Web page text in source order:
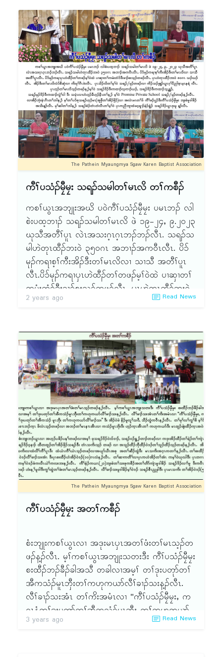
၁၉၇၂ နံၣ်န့ၣ် ဘၣ်တၢ်သုးထီၣ်အီၤဆူ လွံၢ်နံၣ်အတၢ်မၤ
လိလၢအမ့ၢ်ဝဲ L.Th န့ၣ်လီၤ. ဖဲ ၁၉၈၂ နံၣ်န့ၣ် ဘၣ်
တၢ်ဒုးအိၣ်ထီၣ် တနံၣ်တၢ်မၤလိလၢအမ့ၢ် ခရံ၁်ဖိတၢ်
ကူၣ်ဘၣ်ကူၣ်သ့ (Christian Education) တီၤဒီး ဖဲ
၁၉၉၇ နံၣ်န့ၣ် ဘၣ်တၢ်ဆိကတီၢ်ကွံ၁်အီၤန့ၣ် လီၤ. ဖဲ
၁၉၈၅ နံၣ်န့ၣ် Diploma in Theology ခံနံၣ် ဟါတၢ်
မၤလိ ဘၣ်တၢ်ဒုးအိၣ် ထီၣ်အီၤဒီး ဖဲ ၂ဝဝ၅ နံၣ်န့ၣ်
ဘၣ်တၢ်ဆီတလဲက့ၤအမံၤလၢ Bechelor of
Theological Studies န့ၣ်လီၤ. ဘၣ်ဆၣ်ဒီး ဖဲ ၂ဝ၁၅
နံၣ်န့ၣ် မ့ၢ်လၢၦၤမၤလိတၢ်ဖိ စှၤလီၤ အဃိဒီး ဘၣ်တၢ်
ဆိကတီၢ်ကွံ၁်အီၤန့ၣ်လီၤ.
ဖဲ ၁၉၉၈ နံၣ်န့ၣ် ကၠိအံၤအမံၤဘၣ်တၢ်ကိးက့ၤအီၤလၢ
ကိၣ်သၣ်ဖၠူၣ်ယွၤဂ့ၢ် ပီညါစ့ၤမ့ၤနရံ (Ko Tha Byu
Theological Seminary) ဒီးဖဲနံၣ်အံၤ ဘၣ်တၢ်ဒုးအိၣ်
ထီၣ် Bachelor of Theology ပအတီၤန့ၣ်လီၤ. ဖဲ
၂ဝဝ၁ နံၣ်န့ၣ် L.Th, B.Th တီၤ တဖၣ် ဘၣ်တၢ်တူၢ်
လိ၁်အီၤလၢ (ATESEA) န့ၣ်လီၤ. Master of
Divinity (M.Div) တီၤ ဘၣ်တၢ်စးထီၣ်အီၤဖဲ ၂ဝ၁၄
ဒီး ဘၣ်တၢ်တူၢ်လိ၁်အီၤလၢ (ATESEA) ဖဲ ၂ဝ၁၆
နံၣ်န့ၣ်လီၤ. ခဲအံၤ ပကၠိအိၣ်ဒီးတၢ်မၤလိ အတၢ်ရဲၣ်တၢ်
ကျဲၤ ထဲလွံၢ်နံၣ်လၢအမ့ၢ်ဝဲ L.Th, B.Min, B.Th,
M.Div တဖၣ်န့ၣ်လီၤ.
သရၣ်ဒိၣ်ဒီးကထၢၣ်ဖျါစိ
ကိၣ်သၣ်ဖၠူၣ် ယွၤဂ့ၢ်ပီညါစ့ၤမ့ၤနရံ
The Pathein Myaungmya Sgaw Karen Baptist Association
ကီၢ်ပသံၣ်မၠီမၠး သရၣ်သမါတၢ်မၤလိ တၢ်ကစီၣ်
ကစၢ်ယွၤအဘျုးအဃိ ပဝဲကီၢ်ပသံၣ်မၠီမၠး ပမၤဘၣ် လါ
စဲးပထ့ဘၢၣ် သရၣ်သမါတၢ်မၤလိ ဖဲ ၁၉-၂၄ႇ ၉.၂ဝ၂၃
ဃုသီအတီၢ်ပူၤ လဲၤအသးဂ့ၤဂ့ၤဘၣ်ဘၣ်လီၤ. သရၣ်သ
မါဟဲတုၤထီၣ်ဘးဝဲ ၃၅ဝဂၤ အဘၢၣ်အကဝီၤလီၤ. ပိ၁်
မုၣ်ကရၢစ့ၢ်ကီးအိၣ်ဒီးတၢ်မၤလိလၢ သၢသီ အတီၢ်ပူၤ
လီၤ.ပိ၁်မုၣ်ကရၢၦၤဟဲထီၣ်တၢ်တဖၣ်မ့ၢ်ဝဲထဲ ပၢဆှၢတၢ်
ကမံးတံ၁်ဒီးခၢၣ်စးသ့ၣ်တဖၣ်လီၤ. ၦၤဟဲတုၤထီၣ်ဘးဝဲ
၈ဝဂၤ ဃၣ်ဃၣ် လီၤ. အိၣ်ဒီးတၢ်မၤလိလံ၁်စီဆှံလၢ
လၢ ကိၣ်သၣ်ဖၠူၣ်ယွၤဂ့ၢ်ပီညါစ့ၤမ့ၤနရံ လီၤ.
ၦၤဟ့ၣ်တၢ်မၤလိသ့ၣ်တဖၣ်န့ၣ်မ့ၢ်ဝဲ သရၣ်ဒိၣ်ဒီးကထၢၣ်
လ့ကၢၣ်ယၣ်ႇ သရၣ်ဒိၣ်ဒီးကထၢၣ်သ့ရွှ့ၣ်ႇ
သရၣ်မုၣ်ဒိၣ်ဒီးကထၢၣ်လွဲၢ်ဝါ ဒီး သမှံၤလၢဟဲဟ့ၣ်ခီဟ့ၣ်
နီၤတၢ်န့ၣ် မ့ၢ်ဝဲ Promise Private School သရၣ်/
မုၣ်တဖၣ်န့ၣ်လီၤ. လၢအိၣ်ဘှံးနံၤဂီၤတၢ်ဘါန့ၣ် မ့ၢ်တၢ်
ပ၁်စုသရၣ်ဟ့ၣ်မၤ(အူခၠီတၢ်အိၣ်ဖှိၣ်)လၢ အလဲၤမၤတၢ်
ဒ် ကီၢ်ဖၣ်ပူၣ်ဒီးကီၢ်ပသံၣ်မၠီမၠး ဘျးစဲမူဒါခိၣ် အသိးန့ၣ်
လီၤ. မုၢ်ဆါတၢ်ဘါန့ၣ် သရၣ်စံၣ်တဲၤတဲလီၤတၢ်မ့ၢ်ဝဲ ၦၤ
ကညီဘျၢထံခဝ့ၡၢၣ်နဲၣ်ရွဲၣ် သရၣ်ဒိၣ်ယွၤဒုးမူ န့ၣ်လီၤ.
2 years ago Read News
The Pathein Myaungmya Sgaw Karen Baptist Association
ကီၢ်ပသံၣ်မၠီမၠး အတၢ်ကစီၣ်
စံးဘျုးကစၢ်ယွၤလၢ အဒုးမၤၦၤအတၢ်ဖံးတၢ်မၤသ့ၣ်တ
ဖၣ်န့ၣ်လီၤ. မ့ၢ်ကစၢ်ယွၤအဘျုးသတးဒီး ကီၢ်ပသံၣ်မၠီမၠး
စးထီၣ်ဘၣ်ခီၣ်ခါအသီ တခါလၢအမ့ၢ် တၢ်ဒုးပတုာ်တၢ်
အီကသံၣ်မူၤဘှီးတၢ်ကဟုကယာ်လီၢ်ခၢၣ်သးန့ၣ်လီၤ.
လီၢ်ခၢၣ်သးအံၤ တၢ်ကိးအမံၤလၢ "ကီၢ်ပသံၣ်မၠီမၠးႇ က
ရၤနံတၢ်ဒုးပတုာ်တၢ်အီကသံၣ်မူၤဘှီး တၢ်ကဟုကယာ်
လီၢ်ခၢၣ်သး" ဒီး အိၣ်ဝဲဖဲ နိၣ်မူလူၢ်သဝီႇ သီၣ်တွဲကဝီၤ
3 years ago Read News